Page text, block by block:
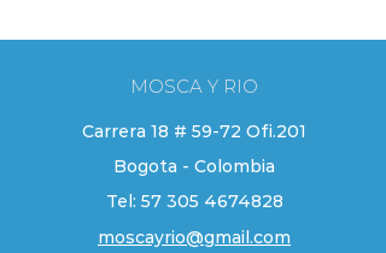
MOSCA Y RIO
Carrera 18 # 59-72 Ofi.201
Bogota - Colombia
Tel: 57 305 4674828
moscayrio@gmail.com